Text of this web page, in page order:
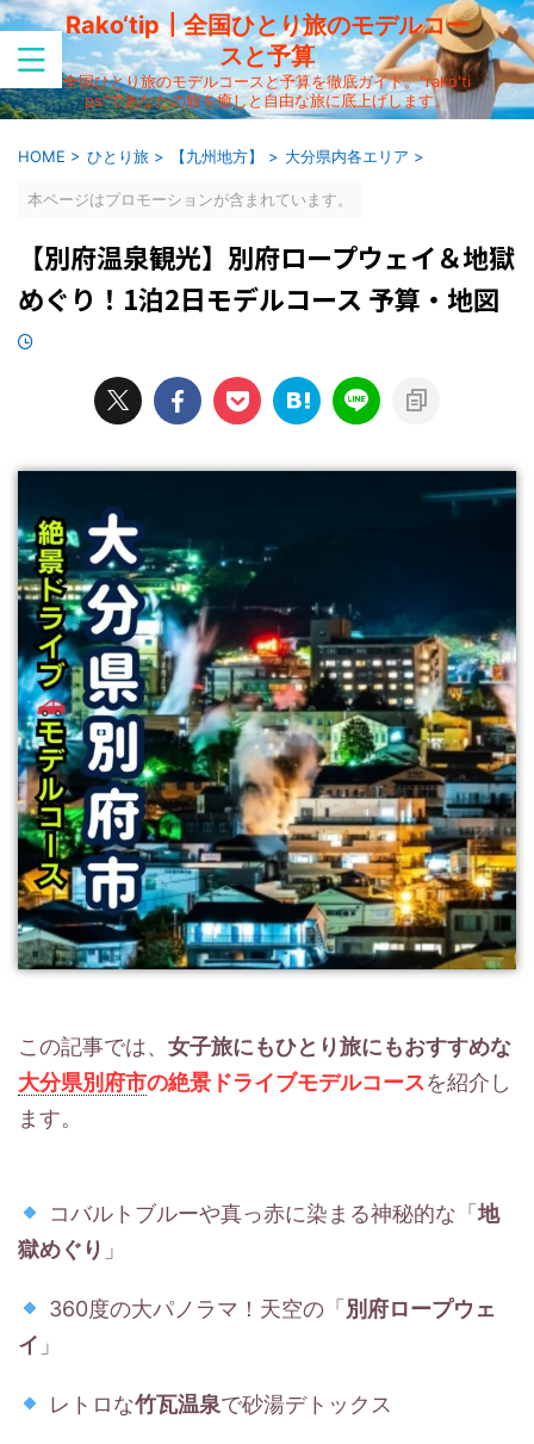
Rako‘tip┃全国ひとり旅のモデルコー
スと予算
全国ひとり旅のモデルコースと予算を徹底ガイド。"rako'ti
ps"であなたの旅を癒しと自由な旅に底上げします。
HOME > ひとり旅 > 【九州地方】 > 大分県内各エリア >
本ページはプロモーションが含まれています。
【別府温泉観光】別府ロープウェイ＆地獄
めぐり！1泊2日モデルコース 予算・地図
この記事では、 女子旅にもひとり旅にもおすすめな
大分県別府市の絶景ドライブモデルコースを紹介し
ます。
コバルトブルーや真っ赤に染まる神秘的な「地
獄めぐり 」
360度の大パノラマ！天空の「 別府ロープウェ
イ 」
レトロな竹瓦温泉で砂湯デトックス